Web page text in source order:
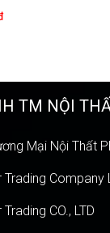
TM NỘI
Mại Nội Thất
Trading Company
CO., LTD